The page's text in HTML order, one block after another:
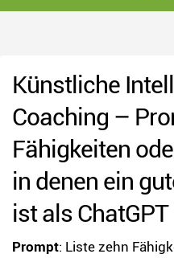
Künstliche
Coaching –
Fähigkeiten
in denen ein
ist als ChatGPT
Prompt: Liste zehn